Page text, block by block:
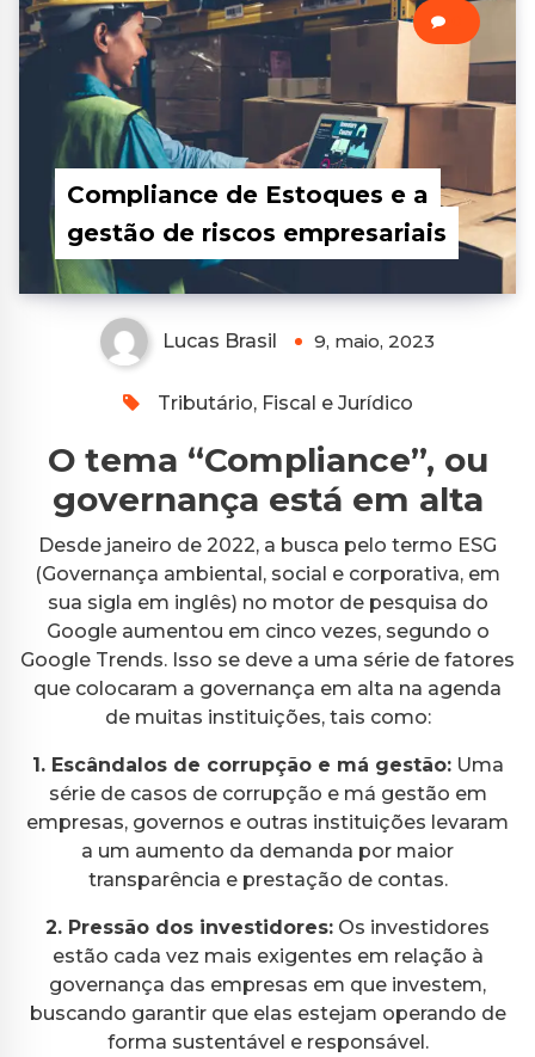
Compliance de Estoques e a
gestão de riscos empresariais
Lucas Brasil 9, maio, 2023
Tributário, Fiscal e Jurídico
O tema “Compliance”, ou
governança está em alta
Desde janeiro de 2022, a busca pelo termo ESG
(Governança ambiental, social e corporativa, em
sua sigla em inglês) no motor de pesquisa do
Google aumentou em cinco vezes, segundo o
Google Trends. Isso se deve a uma série de fatores
que colocaram a governança em alta na agenda
de muitas instituições, tais como:
1. Escândalos de corrupção e má gestão:Uma
série de casos de corrupção e má gestão em
empresas, governos e outras instituições levaram
a um aumento da demanda por maior
transparência e prestação de contas.
2. Pressão dos investidores: Os investidores
estão cada vez mais exigentes em relação à
governança das empresas em que investem,
buscando garantir que elas estejam operando de
forma sustentável e responsável.